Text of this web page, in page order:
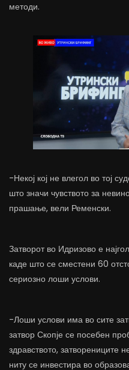
методи.
-Некој кој не влегол во тој
што значи чувството за
прашање, вели Ременски.
Затворот во Идризово е
каде што се сместени 60
сериозно лоши услови.
-Лоши услови има во сите
затвор Скопје се посебен
здравството, затворениците
ниту се инвестира во